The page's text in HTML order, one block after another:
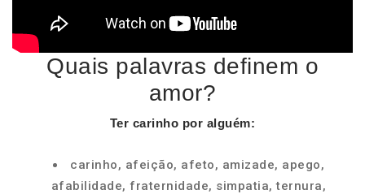
Quais palavras definem o
amor?
Ter carinho por alguém:
carinho, afeição, afeto, amizade, apego,
afabilidade, fraternidade, simpatia, ternura,